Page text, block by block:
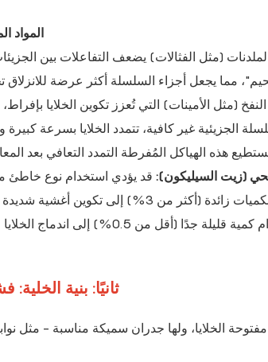
المواد
من 8% من الملدنات (مثل الفثالات) يضعف التفاعلات بين
(مثل الأمينات) التي تُعزز تكوين الخلايا
الجزيئية غير كافية، تتمدد الخلايا بسرعة
(زيت السيليكون): قد يؤدي استخدام نوع خاطئ
الثبات المصممة للرغوة الصلبة) أو إضافته بكميات
التشوه المرن. وفي المقابل، قد يؤدي استخدام
ثانيًا: بنية
مفتوحة الخلايا، ولها جدران سميكة مناسبة - مثل